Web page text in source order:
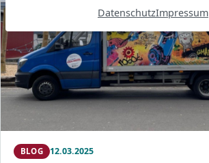
BLOG 12.03.2025
DatenschutzImpressum